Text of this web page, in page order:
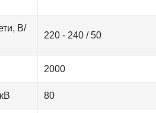
В/
220 - 240 / 50
2000
80